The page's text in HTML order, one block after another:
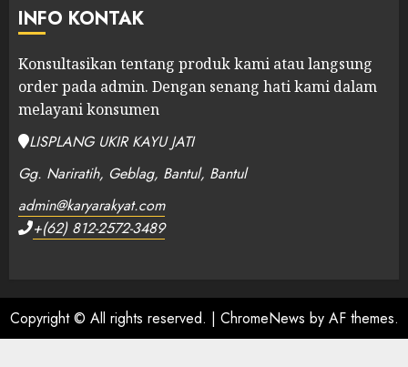
INFO KONTAK
Konsultasikan tentang produk kami atau langsung
order pada admin. Dengan senang hati kami dalam
melayani konsumen
LISPLANG UKIR KAYU JATI
Gg. Nariratih, Geblag, Bantul, Bantul
admin@karyarakyat.com
+(62) 812-2572-3489
Copyright © All rights reserved. | ChromeNews by AF themes.